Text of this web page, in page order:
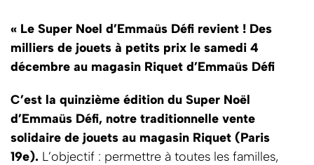
« Le Super Noel d’Emmaüs Défi revient ! Des
milliers de jouets à petits prix le samedi 4
décembre au magasin Riquet d’Emmaüs Défi
C’est la quinzième édition du Super Noël
d’Emmaüs Défi, notre traditionnelle vente
solidaire de jouets au magasin Riquet (Paris
19e). L’objectif : permettre à toutes les familles,